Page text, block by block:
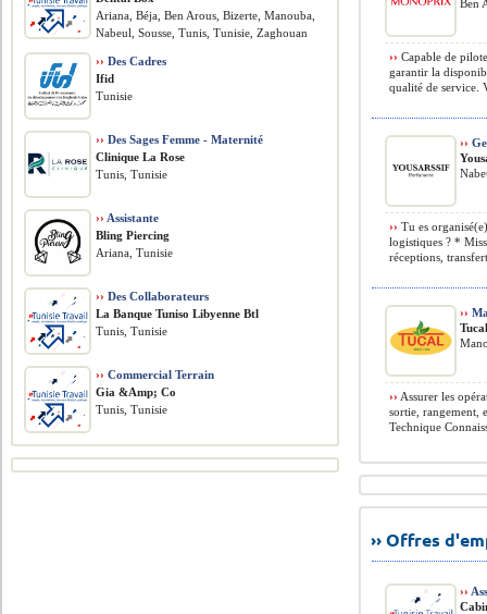
Ben
›› Capable de
garantir la
qualité de service.
››
›› Tu es
logistiques ? *
réceptions,
››
›› Assurer les
sortie, rangement,
Technique
›› Offres
››
Ariana, Béja, Ben Arous, Bizerte, Manouba,
Nabeul, Sousse, Tunis, Tunisie, Zaghouan
›› Des Cadres
Ifid
Tunisie
›› Des Sages Femme - Maternité
Clinique La Rose
Tunis, Tunisie
›› Assistante
Bling Piercing
Ariana, Tunisie
›› Des Collaborateurs
La Banque Tuniso Libyenne Btl
Tunis, Tunisie
›› Commercial Terrain
Gia &Amp; Co
Tunis, Tunisie